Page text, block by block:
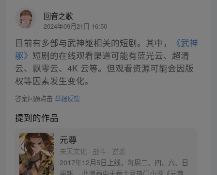
回音之歌
2024年09月21日 16:50
目前有多部与武神躯相关的短剧。其中，
《武神
躯》 短剧的在线观看渠道可能有蓝光云、超清
云、飘零云、4K 云等。但观看资源可能会因版
权等因素发生变化。
答案问题点击 举报反馈
提到的作品
元尊
未天文化 · 战斗 · 逆袭
2017年12月5日上线，每周二、四、六、日